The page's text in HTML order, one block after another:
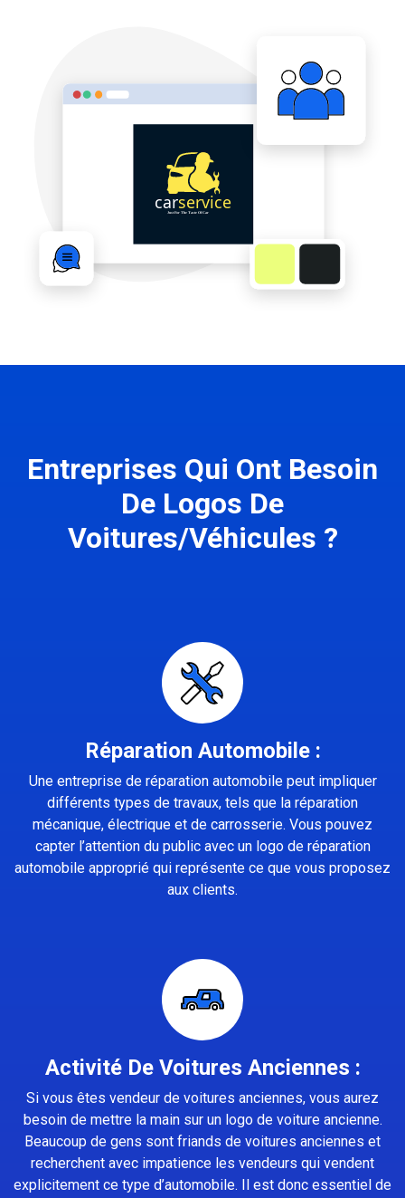
Entreprises Qui Ont Besoin
De Logos De
Voitures/Véhicules ?
Réparation Automobile :
Une entreprise de réparation automobile peut impliquer
différents types de travaux, tels que la réparation
mécanique, électrique et de carrosserie. Vous pouvez
capter l’attention du public avec un logo de réparation
automobile approprié qui représente ce que vous proposez
aux clients.
Activité De Voitures Anciennes :
Si vous êtes vendeur de voitures anciennes, vous aurez
besoin de mettre la main sur un logo de voiture ancienne.
Beaucoup de gens sont friands de voitures anciennes et
recherchent avec impatience les vendeurs qui vendent
explicitement ce type d’automobile. Il est donc essentiel de